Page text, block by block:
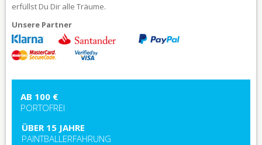
erfüllst Du Dir alle Träume.
Unsere Partner
AB 100 €
PORTOFREI
ÜBER 15 JAHRE
PAINTBALLERFAHRUNG